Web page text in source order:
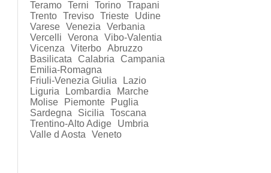
Teramo Terni Torino Trapani
Trento Treviso Trieste
Udine
Varese Venezia
Verbania
Vercelli
Verona
Vibo-Valentia
Vicenza
Viterbo Abruzzo
Basilicata
Calabria
Campania
Emilia-Romagna
Friuli-Venezia Giulia
Lazio
Liguria
Lombardia
Marche
Molise
Piemonte
Puglia
Sardegna
Sicilia
Toscana
Trentino-Alto Adige
Umbria
Valle d Aosta
Veneto